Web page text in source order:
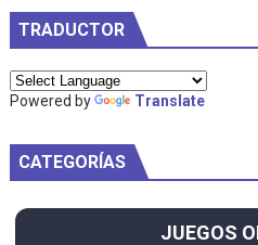
TRADUCTOR
Powered by Translate
CATEGORÍAS
JUEGOS